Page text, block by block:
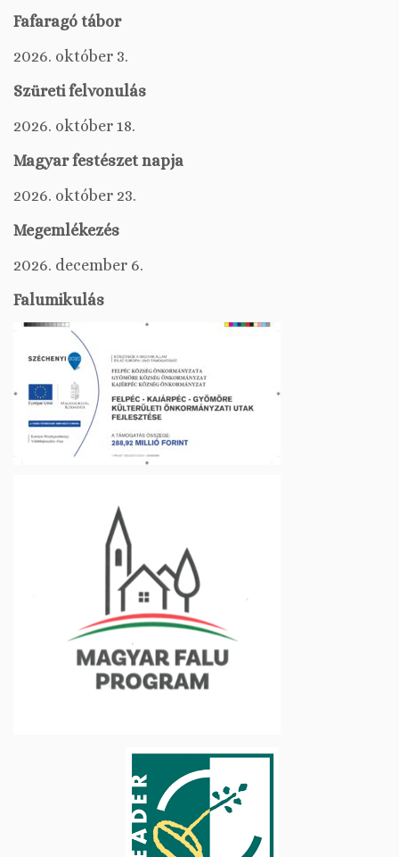
Fafaragó tábor
2026. október 3.
Szüreti felvonulás
2026. október 18.
Magyar festészet napja
2026. október 23.
Megemlékezés
2026. december 6.
Falumikulás